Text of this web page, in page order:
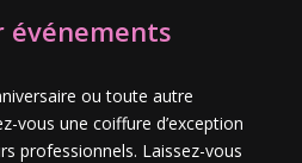
événements
ou toute autre
vous une coiffure d’exception
professionnels. Laissez-vous